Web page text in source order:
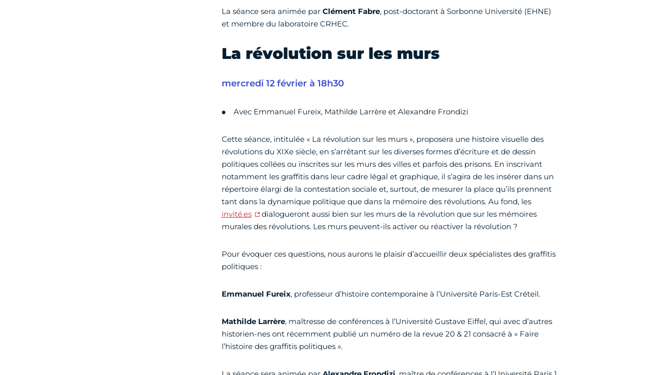
La séance sera animée par Clément Fabre, post-doctorant à Sorbonne Université (EHNE)
et membre du laboratoire CRHEC.
La révolution sur les murs
mercredi 12 février à 18h30
Avec Emmanuel Fureix, Mathilde Larrère et Alexandre Frondizi
Cette séance, intitulée « La révolution sur les murs », proposera une histoire visuelle des
révolutions du XIXe siècle, en s’arrêtant sur les diverses formes d’écriture et de dessin
politiques collées ou inscrites sur les murs des villes et parfois des prisons. En inscrivant
notamment les graffitis dans leur cadre légal et graphique, il s’agira de les insérer dans un
répertoire élargi de la contestation sociale et, surtout, de mesurer la place qu’ils prennent
tant dans la dynamique politique que dans la mémoire des révolutions. Au fond, les
invité.es
dialogueront aussi bien sur les murs de la révolution que sur les mémoires
murales des révolutions. Les murs peuvent-ils activer ou réactiver la révolution ?
Pour évoquer ces questions, nous aurons le plaisir d’accueillir deux spécialistes des graffitis
politiques :
Emmanuel Fureix, professeur d’histoire contemporaine à l’Université Paris-Est Créteil.
Mathilde Larrère, maîtresse de conférences à l’Université Gustave Eiffel, qui avec d’autres
historien-nes ont récemment publié un numéro de la revue 20 & 21 consacré à « Faire
l’histoire des graffitis politiques ».